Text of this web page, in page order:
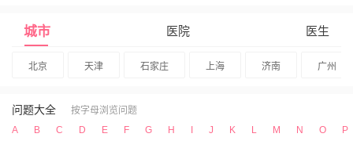
城市 医院 医生
北京 天津 石家庄 上海 济南 广州
问题大全
按字母浏览问题
A
B C D E F G H I J K L M N O P